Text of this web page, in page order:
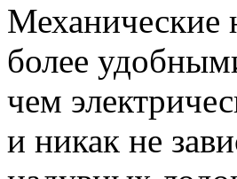
Механические
более
чем
и никак не